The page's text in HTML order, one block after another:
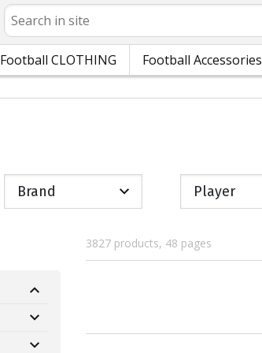
Search
Football CLOTHING Football Accessories
Brand Player
3827 products, 48 pages